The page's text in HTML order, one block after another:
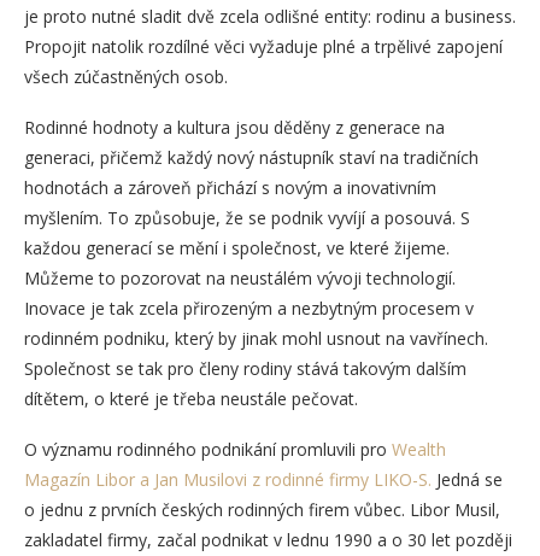
je proto nutné sladit dvě zcela odlišné entity: rodinu a business.
Propojit natolik rozdílné věci vyžaduje plné a trpělivé zapojení
všech zúčastněných osob.
Rodinné hodnoty a kultura jsou děděny z generace na
generaci, přičemž každý nový nástupník staví na tradičních
hodnotách a zároveň přichází s novým a inovativním
myšlením. To způsobuje, že se podnik vyvíjí a posouvá. S
každou generací se mění i společnost, ve které žijeme.
Můžeme to pozorovat na neustálém vývoji technologií.
Inovace je tak zcela přirozeným a nezbytným procesem v
rodinném podniku, který by jinak mohl usnout na vavřínech.
Společnost se tak pro členy rodiny stává takovým dalším
dítětem, o které je třeba neustále pečovat.
O významu rodinného podnikání promluvili pro Wealth
Magazín Libor a Jan Musilovi z rodinné firmy LIKO-S. Jedná se
o jednu z prvních českých rodinných firem vůbec. Libor Musil,
zakladatel firmy, začal podnikat v lednu 1990 a o 30 let později